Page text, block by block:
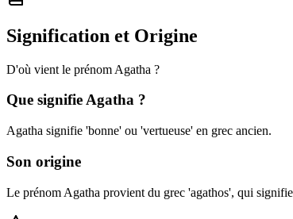
Signification et Origine
D'où vient le prénom Agatha ?
Que signifieAgatha ?
Agatha signifie 'bonne' ou 'vertueuse' en grec ancien.
Son origine
Le prénom Agatha provient du grec 'agathos', qui